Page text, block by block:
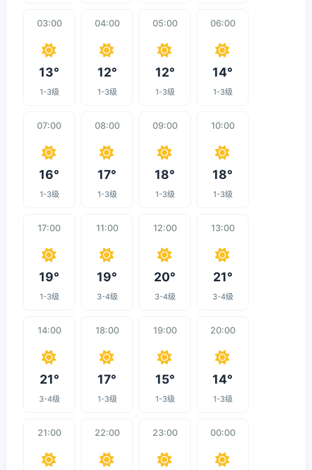
03:00
13°
1-3级
04:00
12°
1-3级
05:00
12°
1-3级
06:00
14°
1-3级
07:00
16°
1-3级
08:00
17°
1-3级
09:00
18°
1-3级
10:00
18°
1-3级
17:00
19°
1-3级
11:00
19°
3-4级
12:00
20°
3-4级
13:00
21°
3-4级
14:00
21°
3-4级
18:00
17°
1-3级
19:00
15°
1-3级
20:00
14°
1-3级
21:00 22:00 23:00 00:00